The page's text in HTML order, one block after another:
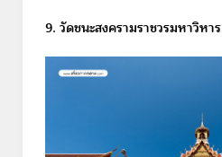
9. วัดชนะสงครามราชวรมหาวิหาร